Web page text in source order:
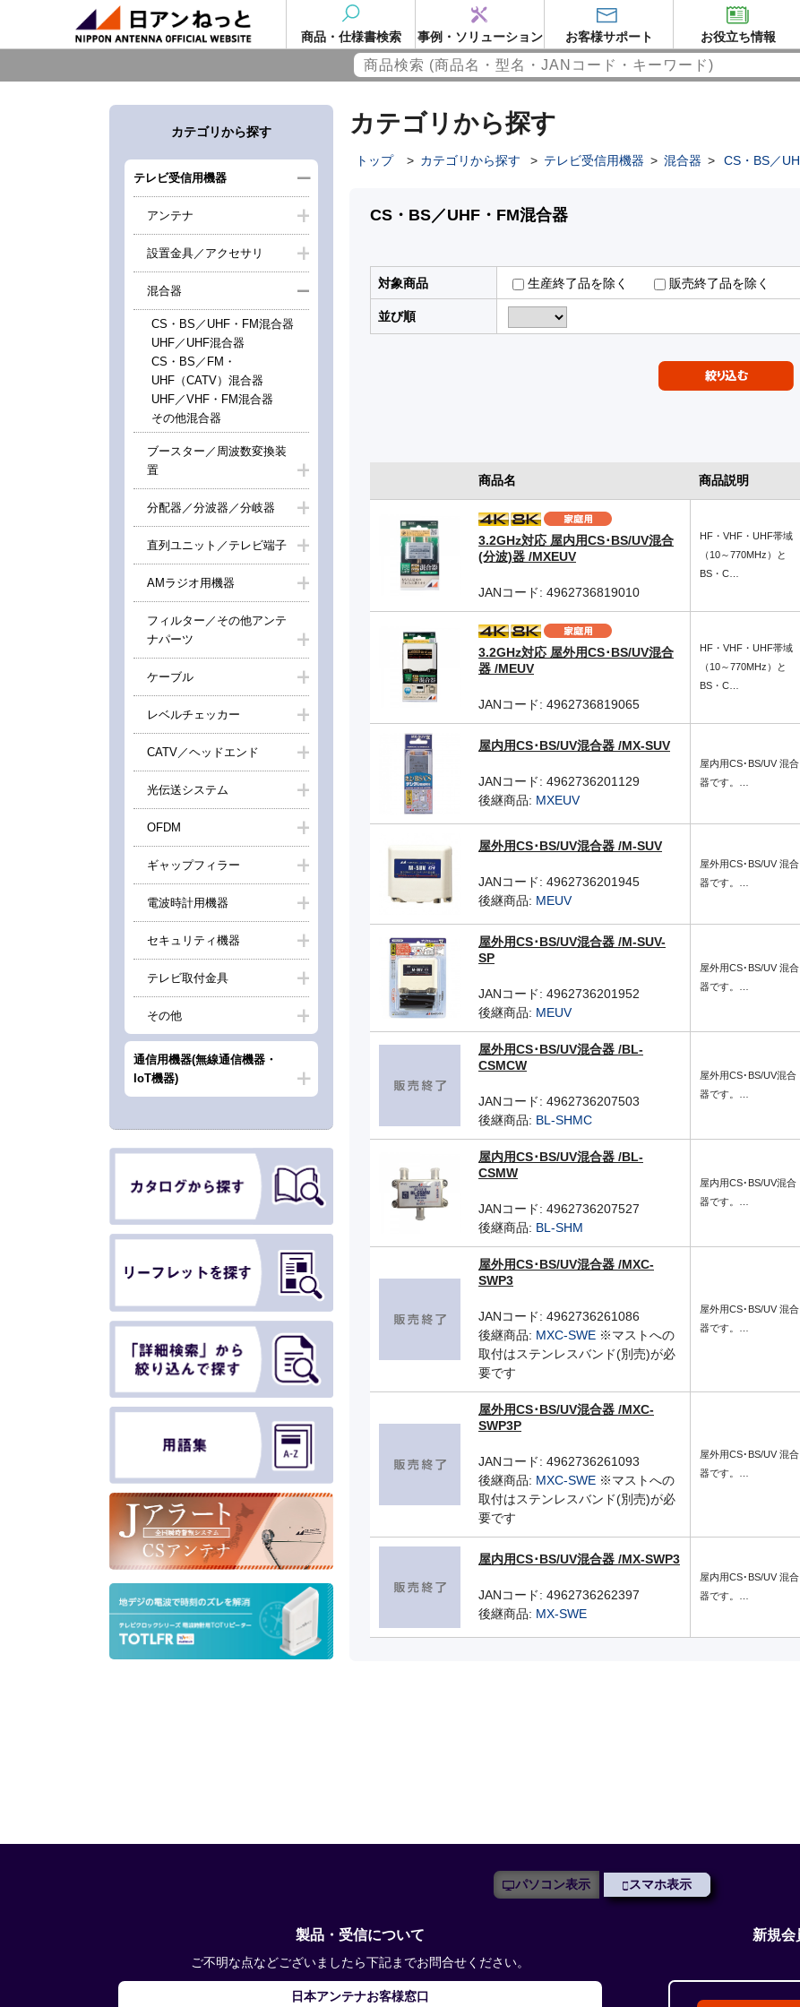
商品・仕様書検索 事例・ソリューション お客様サポート お役立ち情報
カテゴリから探す
テレビ受信用機器
アンテナ
設置金具／アクセサリ
混合器
CS・BS／UHF・FM混合器
UHF／UHF混合器
CS・BS／FM・
UHF（CATV）混合器
UHF／VHF・FM混合器
その他混合器
ブースター／周波数変換装
置
分配器／分波器／分岐器
直列ユニット／テレビ端子
AMラジオ用機器
フィルター／その他アンテ
ナパーツ
ケーブル
レベルチェッカー
CATV／ヘッドエンド
光伝送システム
OFDM
ギャップフィラー
電波時計用機器
セキュリティ機器
テレビ取付金具
その他
通信用機器(無線通信機器・
IoT機器)
カテゴリから探す
トップ > カテゴリから探す > テレビ受信用機器 > 混合器 > CS・BS／
CS・BS／UHF・FM混合器
対象商品 生産終了品を除く 販売終了品を除く
並び順
商品名 商品説明
3.2GHz対応 屋内用CS･BS/UV混合
(分波)器 /MXEUV
JANコード: 4962736819010
HF・VHF・UHF帯域
（10～770MHz）と
BS・C…
3.2GHz対応 屋外用CS･BS/UV混合
器 /MEUV
JANコード: 4962736819065
HF・VHF・UHF帯域
（10～770MHz）と
BS・C…
屋内用CS･BS/UV混合器 /MX-SUV
JANコード: 4962736201129
後継商品: MXEUV
屋内用CS･BS/UV 混合
器です。…
屋外用CS･BS/UV混合器 /M-SUV
JANコード: 4962736201945
後継商品: MEUV
屋外用CS･BS/UV 混合
器です。…
屋外用CS･BS/UV混合器 /M-SUV-
SP
JANコード: 4962736201952
後継商品: MEUV
屋外用CS･BS/UV 混合
器です。…
屋外用CS･BS/UV混合器 /BL-
CSMCW
JANコード: 4962736207503
後継商品: BL-SHMC
屋外用CS･BS/UV混合
器です。…
屋内用CS･BS/UV混合器 /BL-
CSMW
JANコード: 4962736207527
後継商品: BL-SHM
屋内用CS･BS/UV混合
器です。…
屋外用CS･BS/UV混合器 /MXC-
SWP3
JANコード: 4962736261086
後継商品: MXC-SWE ※マストへの
取付はステンレスバンド(別売)が必
要です
屋外用CS･BS/UV 混合
器です。…
屋外用CS･BS/UV混合器 /MXC-
SWP3P
JANコード: 4962736261093
後継商品: MXC-SWE ※マストへの
取付はステンレスバンド(別売)が必
要です
屋外用CS･BS/UV 混合
器です。…
屋内用CS･BS/UV混合器 /MX-SWP3
JANコード: 4962736262397
後継商品: MX-SWE
屋内用CS･BS/UV 混合
器です。…
パソコン表示 スマホ表示
製品・受信について
ご不明な点などございましたら下記までお問合せください。
日本アンテナお客様窓口
新規会